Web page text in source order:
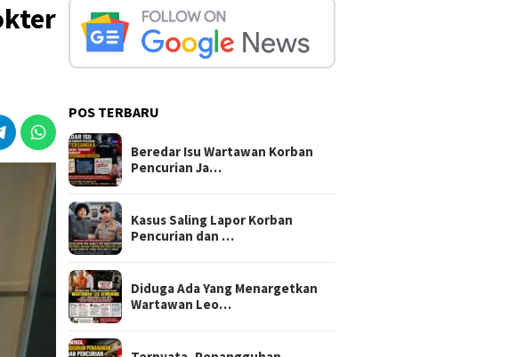
POS TERBARU
Beredar Isu Wartawan Korban
Pencurian Ja…
Kasus Saling Lapor Korban
Pencurian dan …
Diduga Ada Yang Menargetkan
Wartawan Leo…